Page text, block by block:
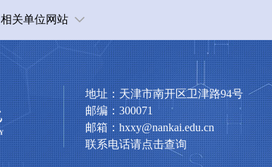
相关单位网站
地址：天津市南开区卫津路94号
邮编：300071
邮箱：hxxy@nankai.edu.cn
联系电话请点击查询